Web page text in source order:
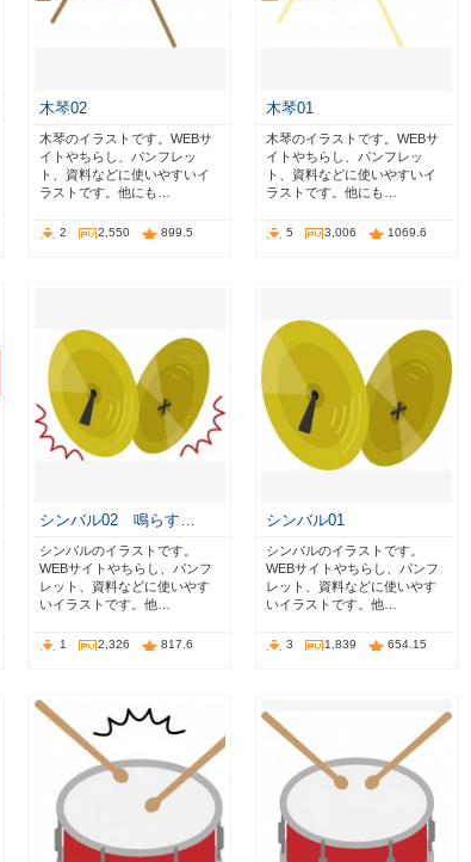
木琴02
木琴のイラストです。WEBサ
イトやちらし、パンフレッ
ト、資料などに使いやすいイ
ラストです。他にも…
2 2,550 899.5
木琴01
木琴のイラストです。WEBサ
イトやちらし、パンフレッ
ト、資料などに使いやすいイ
ラストです。他にも…
5 3,006 1069.6
シンバル02 鳴らす…
シンバルのイラストです。
WEBサイトやちらし、パンフ
レット、資料などに使いやす
いイラストです。他…
1 2,326 817.6
シンバル01
シンバルのイラストです。
WEBサイトやちらし、パンフ
レット、資料などに使いやす
いイラストです。他…
3 1,839 654.15